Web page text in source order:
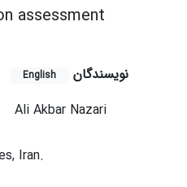
assessment
نویسندگان English
Ali Akbar Nazari
Iran.